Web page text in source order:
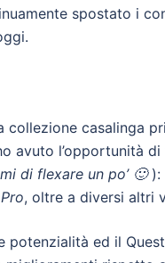
spostato i
casalinga
avuto l’opportunità
di flexare un po’ 🙂 ):
, oltre a diversi altri
ed il